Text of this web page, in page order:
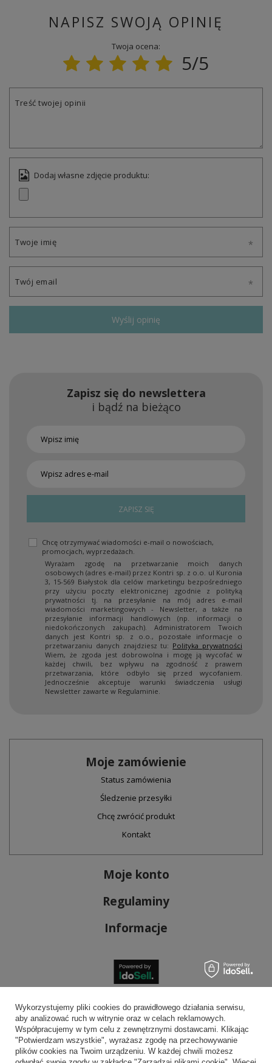
NAPISZ SWOJĄ OPINIĘ
Twoja ocena:
5/5
Treść twojej opinii
Dodaj własne zdjęcie produktu:
Twoje imię
Twój email
Wyślij opinię
Zapisz się do newslettera
i bądź na bieżąco
ZAPISZ SIĘ
Chcę otrzymywać wiadomości e-mail o nowościach,
promocjach, wyprzedażach.
Wyrażam zgodę na przetwarzanie moich danych
osobowych (adres e-mail) przez Kontri sp. z o.o. ul Kuronia
3, 15-569 Białystok dla celów marketingu bezpośredniego
przy użyciu poczty elektronicznej zgodnie z polityką
prywatności tj. na przesyłanie na mój adres e-mail
wiadomości marketingowych - Newsletter, a także na
przesyłanie informacji handlowych (np. informacji o
niedokończonych zakupach). Administratorem Twoich
danych jest Kontri sp. z o.o., pozostałe informacje o
przetwarzaniu danych znajdziesz tu: Polityka prywatności
Wiem, że zgoda jest dobrowolna i mogę ją wycofać w
każdej chwili, bez wpływu na zgodność z prawem
przetwarzania, które odbyło się przed wycofaniem.
Jednocześnie akceptuje warunki świadczenia usługi
Newsletter zawarte w Regulaminie.
Moje zamówienie
Status zamówienia
Śledzenie przesyłki
Chcę zwrócić produkt
Kontakt
Moje konto
Regulaminy
Informacje
Bezpieczne płatności
Wygodna dostawa
Wykorzystujemy pliki cookies do prawidłowego działania serwisu,
aby analizować ruch w witrynie oraz w celach reklamowych.
Współpracujemy w tym celu z zewnętrznymi dostawcami. Klikając
"Potwierdzam wszystkie", wyrażasz zgodę na przechowywanie
plików cookies na Twoim urządzeniu. W każdej chwili możesz